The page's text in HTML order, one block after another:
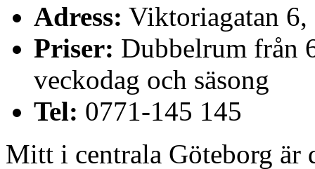
Adress: Viktoriagatan 6,
Priser: Dubbelrum från
veckodag och säsong
Tel: 0771-145 145
Mitt i centrala Göteborg är